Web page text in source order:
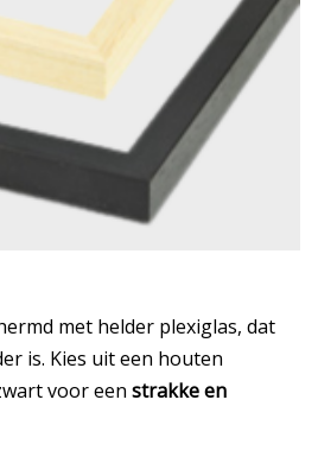
met helder plexiglas, dat
is. Kies uit een houten
voor een strakke en